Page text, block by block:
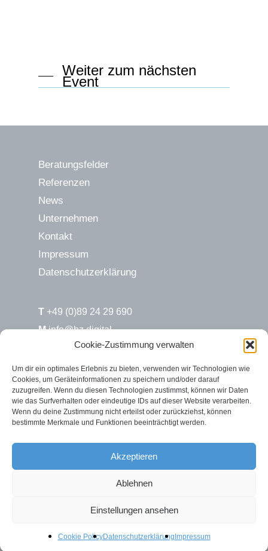
Cookie-Zustimmung verwalten
Um dir ein optimales Erlebnis zu bieten, verwenden wir Technologien wie
Cookies, um Geräteinformationen zu speichern und/oder darauf
zuzugreifen. Wenn du diesen Technologien zustimmst, können wir Daten
wie das Surfverhalten oder eindeutige IDs auf dieser Website verarbeiten.
Wenn du deine Zustimmung nicht erteilst oder zurückziehst, können
bestimmte Merkmale und Funktionen beeinträchtigt werden.
Akzeptieren
Ablehnen
Einstellungen ansehen
Cookie PolicyDatenschutzerklärung Impressum
Weiter zum nächsten
Event
Beratungsfelder
Referenzen
News
Unternehmen
Kontakt
Impressum
Datenschutzerklärung
T +49 (0)89 24 29 690
Minfo@hz.digital
H&Z.digital / Süd
Max-Joseph-Str. 6
80333 München
Rosenstr. 2
26122 Oldenburg